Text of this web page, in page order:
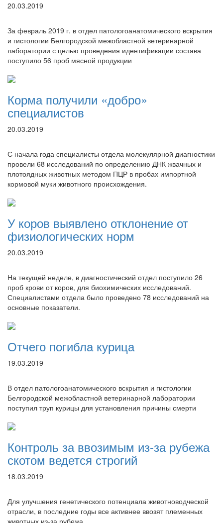
20.03.2019
За февраль 2019 г. в отдел патологоанатомического вскрытия
и гистологии Белгородской межобластной ветеринарной
лаборатории с целью проведения идентификации состава
поступило 56 проб мясной продукции
Корма получили «добро»
специалистов
20.03.2019
С начала года специалисты отдела молекулярной диагностики
провели 68 исследований по определению ДНК жвачных и
плотоядных животных методом ПЦР в пробах импортной
кормовой муки животного происхождения.
У коров выявлено отклонение от
физиологических норм
20.03.2019
На текущей неделе, в диагностический отдел поступило 26
проб крови от коров, для биохимических исследований.
Специалистами отдела было проведено 78 исследований на
основные показатели.
Отчего погибла курица
19.03.2019
В отдел патологоанатомического вскрытия и гистологии
Белгородской межобластной ветеринарной лаборатории
поступил труп курицы для установления причины смерти
Контроль за ввозимым из-за рубежа
скотом ведется строгий
18.03.2019
Для улучшения генетического потенциала животноводческой
отрасли, в последние годы все активнее ввозят племенных
животных из-за рубежа.